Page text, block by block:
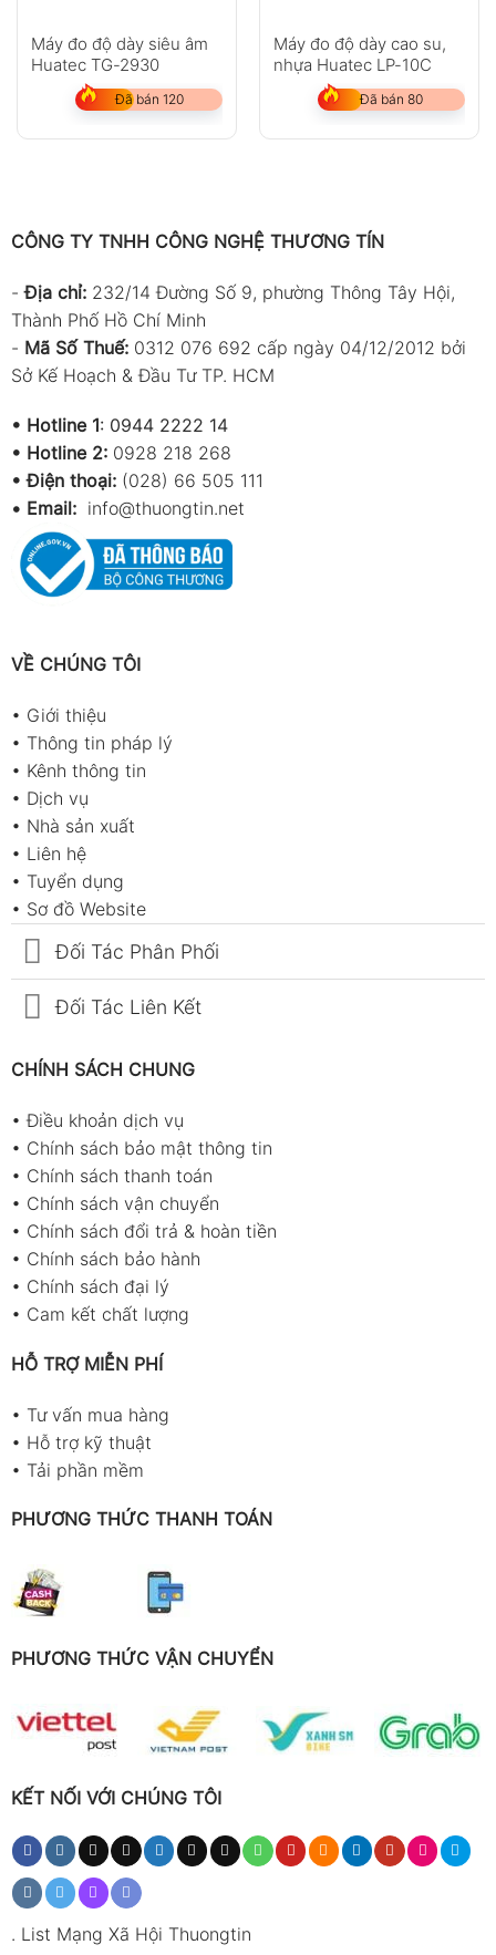
Máy đo độ dày siêu âm
Huatec TG-2930
Đã bán 120
Máy đo độ dày cao su,
nhựa Huatec LP-10C
Đã bán 80
CÔNG TY TNHH CÔNG NGHỆ THƯƠNG TÍN
-Địa chỉ: 232/14 Đường Số 9, phường Thông Tây Hội,
Thành Phố Hồ Chí Minh
- Mã Số Thuế: 0312 076 692 cấp ngày 04/12/2012 bởi
Sở Kế Hoạch & Đầu Tư TP. HCM
• Hotline 1: 0944 2222 14
• Hotline 2: 0928 218 268
• Điện thoại: (028) 66 505 111
• Email: info@thuongtin.net
VỀ CHÚNG TÔI
• Giới thiệu
• Thông tin pháp lý
• Kênh thông tin
• Dịch vụ
• Nhà sản xuất
• Liên hệ
• Tuyển dụng
• Sơ đồ Website
Đối Tác Phân Phối
Đối Tác Liên Kết
CHÍNH SÁCH CHUNG
•Điều khoản dịch vụ
• Chính sách bảo mật thông tin
• Chính sách thanh toán
• Chính sách vận chuyển
• Chính sách đổi trả & hoàn tiền
• Chính sách bảo hành
• Chính sách đại lý
• Cam kết chất lượng
HỖ TRỢ MIỄN PHÍ
• Tư vấn mua hàng
• Hỗ trợ kỹ thuật
• Tải phần mềm
PHƯƠNG THỨC THANH TOÁN
PHƯƠNG THỨC VẬN CHUYỂN
KẾT NỐI VỚI CHÚNG TÔI
. List Mạng Xã Hội Thuongtin